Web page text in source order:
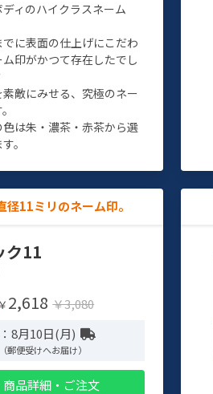
ディのハイクラスネーム
でに表面の仕上げにこだわ
ム印がかつて存在したでし
素敵にみせる、究極のネー
色は朱・濃茶・赤茶から選
。
11ミリのネーム印。
ク11
￥ 2,618 ￥3,080
8月10日(月)
郵便受けへお届け）
商品詳細・ご注文